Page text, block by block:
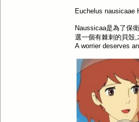
Euchelus nausicaae
Naussicaa是為了保
選一個有棘刺的貝殼,
A worrier deserves